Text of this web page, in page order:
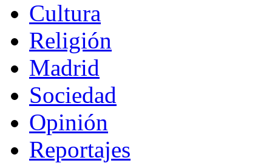
Cultura
Religión
Madrid
Sociedad
Opinión
Reportajes